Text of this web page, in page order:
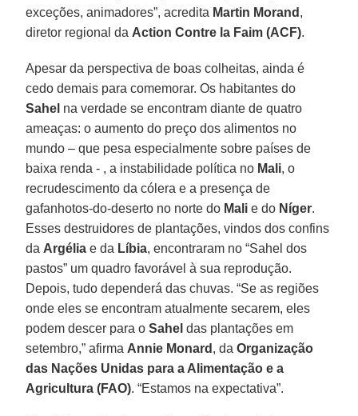
exceções, animadores”, acredita Martin Morand ,
diretor regional da Action Contre la Faim (ACF).
Apesar da perspectiva de boas colheitas, ainda é
cedo demais para comemorar. Os habitantes do
Sahel na verdade se encontram diante de quatro
ameaças: o aumento do preço dos alimentos no
mundo – que pesa especialmente sobre países de
baixa renda - , a instabilidade política no Mali, o
recrudescimento da cólera e a presença de
gafanhotos-do-deserto no norte do Malie do Níger.
Esses destruidores de plantações, vindos dos confins
da Argéliae da Líbia, encontraram no “Sahel dos
pastos” um quadro favorável à sua reprodução.
Depois, tudo dependerá das chuvas. “Se as regiões
onde eles se encontram atualmente secarem, eles
podem descer para oSaheldas plantações em
setembro,” afirma Annie Monard , daOrganização
das Nações Unidas para a Alimentação e a
Agricultura (FAO). “Estamos na expectativa”.